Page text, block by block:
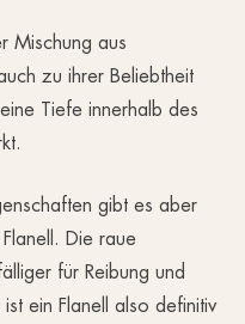
Mischung aus
zu ihrer Beliebtheit
Tiefe innerhalb des
gibt es aber
Die raue
für Reibung und
ein Flanell also definitiv